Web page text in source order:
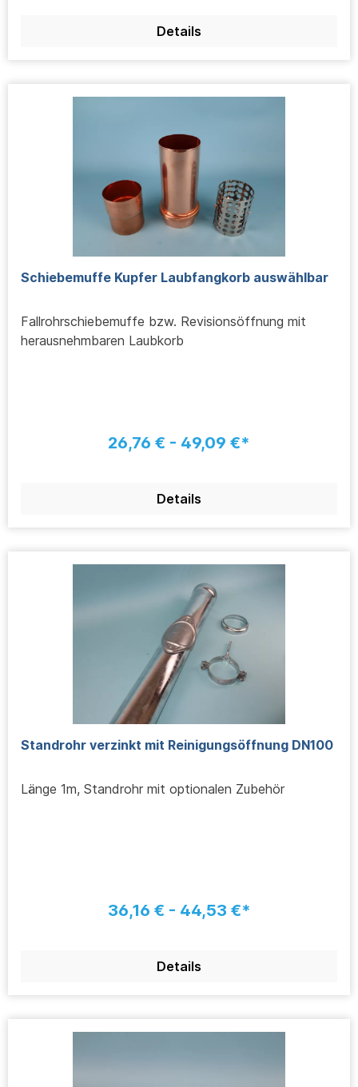
Details
Schiebemuffe Kupfer Laubfangkorb auswählbar
Fallrohrschiebemuffe bzw. Revisionsöffnung mit
herausnehmbaren Laubkorb
26,76 € - 49,09 €*
Details
Standrohr verzinkt mit Reinigungsöffnung DN100
Länge 1m, Standrohr mit optionalen Zubehör
36,16 € - 44,53 €*
Details